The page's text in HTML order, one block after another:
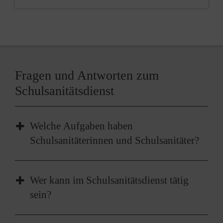
Fragen und Antworten zum
Schulsanitätsdienst
Welche Aufgaben haben
Schulsanitäterinnen und Schulsanitäter?
Bevor Notfälle entstehen,...
überprüfen und ergänzen
Schulsanitäterinnen und Schulsanitäter
Wer kann im Schulsanitätsdienst tätig
sein?